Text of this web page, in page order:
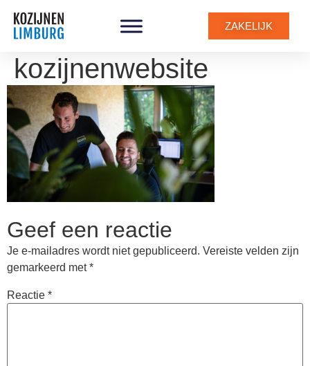
ZAKELIJK
kozijnenwebsite
Geef een reactie
Je e-mailadres wordt niet gepubliceerd. Vereiste velden zijn
gemarkeerd met*
Reactie *